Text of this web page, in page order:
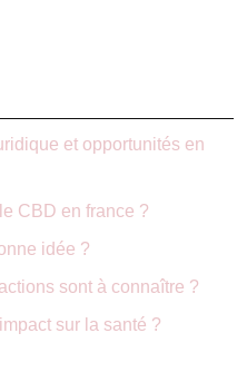
et opportunités en
CBD en france ?
idée ?
sont à connaître ?
sur la santé ?